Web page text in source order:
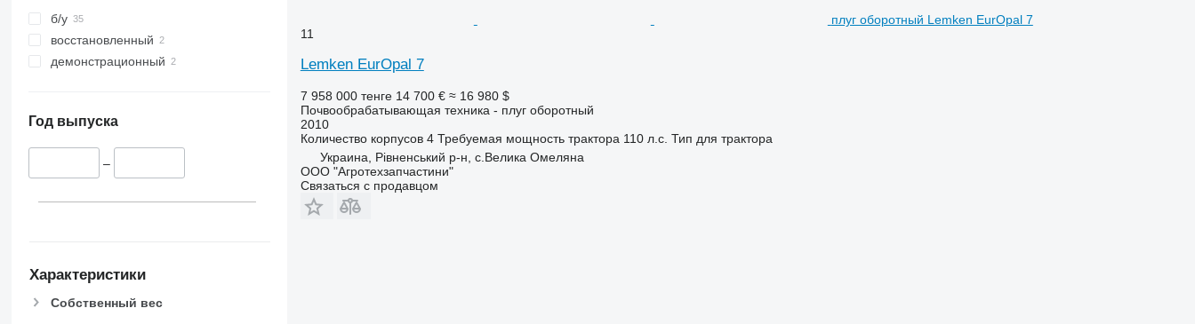
б/у
восстановленный
демонстрационный
Год выпуска
–
Характеристики
Собственный вес
плуг оборотный Lemken EurOpal 7
11
Lemken EurOpal 7
7 958 000 тенге 14 700 € ≈ 16 980 $
Почвообрабатывающая техника - плуг оборотный
2010
Количество корпусов 4 Требуемая мощность трактора 110 л.с. Тип для трактора
Украина, Рівненський р-н, с.Велика Омеляна
ООО "Агротехзапчастини"
Связаться с продавцом